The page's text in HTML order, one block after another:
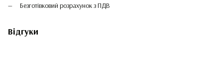
Безготівковий розрахунок з ПДВ
Відгуки